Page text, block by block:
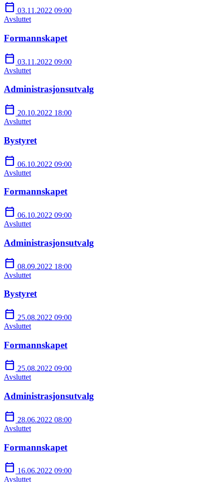
calendar_today 03.11.2022 09:00
Avsluttet
Formannskapet
calendar_today 03.11.2022 09:00
Avsluttet
Administrasjonsutvalg
calendar_today 20.10.2022 18:00
Avsluttet
Bystyret
calendar_today 06.10.2022 09:00
Avsluttet
Formannskapet
calendar_today 06.10.2022 09:00
Avsluttet
Administrasjonsutvalg
calendar_today 08.09.2022 18:00
Avsluttet
Bystyret
calendar_today 25.08.2022 09:00
Avsluttet
Formannskapet
calendar_today 25.08.2022 09:00
Avsluttet
Administrasjonsutvalg
calendar_today 28.06.2022 08:00
Avsluttet
Formannskapet
calendar_today 16.06.2022 09:00
Avsluttet